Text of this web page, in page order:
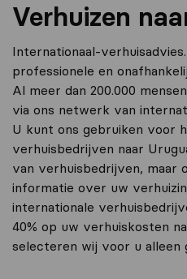
Verhuizen
Internationaal-
professionele en
Al meer dan 200.000
via ons netwerk van
U kunt ons gebruiken voor
verhuisbedrijven naar
van verhuisbedrijven, maar
informatie over uw
internationale
40% op uw verhuiskosten
selecteren wij voor u